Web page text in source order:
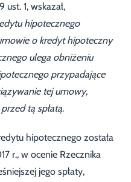
1, wskazał,
hipotecznego
o kredyt hipoteczny
ulega obniżeniu
przypadające
tej umowy,
tą spłatą.
hipotecznego została
r., w ocenie Rzecznika
jego spłaty,